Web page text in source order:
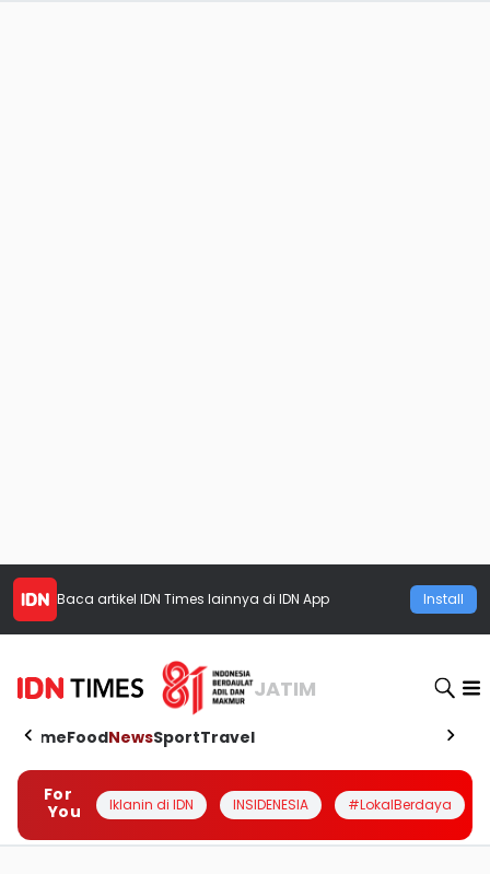
Baca artikel IDN Times lainnya di IDN App Install
JATIM
HomeFoodNewsSportTravel
For
You
Iklanin di IDN INSIDENESIA #LokalBerdaya